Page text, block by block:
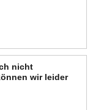
nicht
wir leider